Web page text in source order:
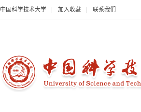
中国科学技术大学 加入收藏 联系我们